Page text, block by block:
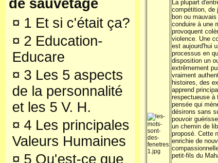
de sauvetage
¤ 1 Et si c'était ça?
¤ 2 Education-
Educare
¤ 3 Les 5 aspects
de la personnalité
et les 5 V. H.
¤ 4 Les principales
Valeurs Humaines
¤ 5 Qu'est-ce que
La plupart
compétition, de
bon ou
conduire à une
provoquent
violence. Une
est aujourd'hui
processus en
disposition un
extrêmement
vraiment
histoires, des
apprend
respectueuse à
pensée qui
désirons sans
pouvoir
un chemin de
proposé. Cette
enrichie de
petit-fils du